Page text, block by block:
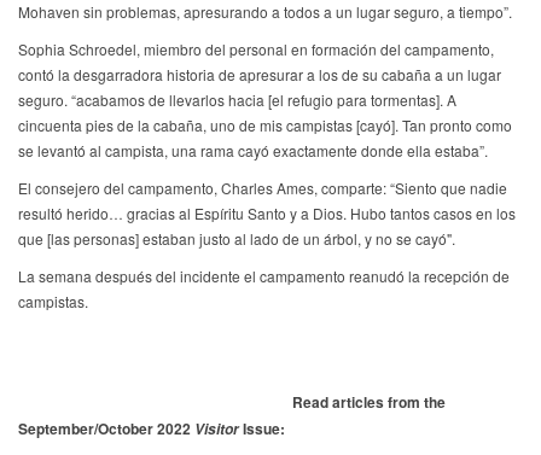
Mohaven sin problemas, apresurando a todos a un lugar seguro, a tiempo”.
Sophia Schroedel, miembro del personal en formación del campamento,
contó la desgarradora historia de apresurar a los de su cabaña a un lugar
seguro. “acabamos de llevarlos hacia [el refugio para tormentas]. A
cincuenta pies de la cabaña, uno de mis campistas [cayó]. Tan pronto como
se levantó al campista, una rama cayó exactamente donde ella estaba”.
El consejero del campamento, Charles Ames, comparte: “Siento que nadie
resultó herido… gracias al Espíritu Santo y a Dios. Hubo tantos casos en los
que [las personas] estaban justo al lado de un árbol, y no se cayó".
La semana después del incidente el campamento reanudó la recepción de
campistas.
Read articles from the
September/October 2022 VisitorIssue: